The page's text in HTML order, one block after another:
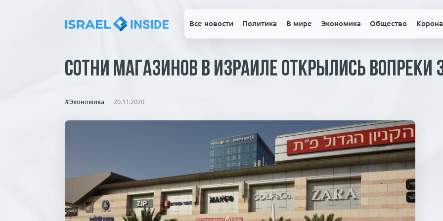
Все новости Политика В мире Экономика Общество
Сотни магазинов в Израиле открылись вопреки
#Экономика 20.11.2020